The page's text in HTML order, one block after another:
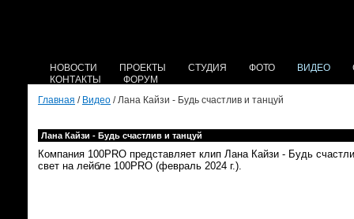
НОВОСТИ ПРОЕКТЫ СТУДИЯ ФОТО ВИДЕО
КОНТАКТЫ
ФОРУМ
Главная / Видео / Лана Кайзи - Будь счастлив и танцуй
Лана Кайзи - Будь счастлив и танцуй
Компания 100PRO представляет клип Лана Кайзи - Будь
свет на лейбле 100PRO (февраль 2024 г.).